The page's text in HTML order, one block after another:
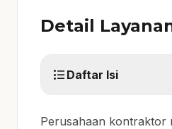
Detail
format_list_bulleted Daftar Isi
Perusahaan kontraktor